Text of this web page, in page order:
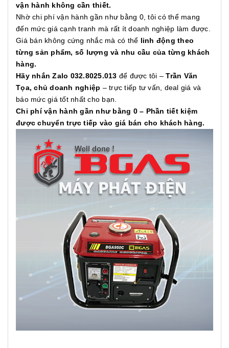
vận hành không cần thiết.
Nhờ chi phí vận hành gần như bằng 0, tôi có thể mang
đến mức giá cạnh tranh mà rất ít doanh nghiệp làm được.
Giá bán không cứng nhắc mà có thể linh động theo
từng sản phẩm, số lượng và nhu cầu của từng khách
hàng.
Hãy nhắn Zalo 032.8025.013 để được tôi –Trần Văn
Tọa, chủ doanh nghiệp – trực tiếp tư vấn, deal giá và
báo mức giá tốt nhất cho bạn.
Chi phí vận hành gần như bằng 0 – Phần tiết kiệm
được chuyển trực tiếp vào giá bán cho khách hàng.